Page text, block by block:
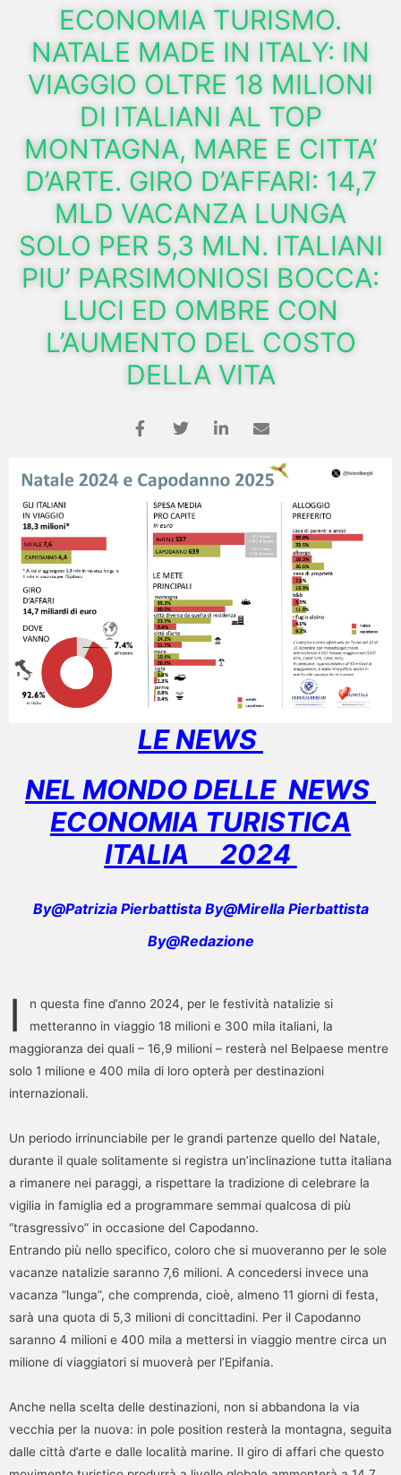
ECONOMIA TURISMO.
NATALE MADE IN ITALY: IN
VIAGGIO OLTRE 18 MILIONI
DI ITALIANI AL TOP
MONTAGNA, MARE E CITTA’
D’ARTE. GIRO D’AFFARI: 14,7
MLD VACANZA LUNGA
SOLO PER 5,3 MLN. ITALIANI
PIU’ PARSIMONIOSI BOCCA:
LUCI ED OMBRE CON
L’AUMENTO DEL COSTO
DELLA VITA
LE NEWS
NEL MONDO DELLE NEWS
ECONOMIA TURISTICA
ITALIA
2024
By@Patrizia Pierbattista By@Mirella Pierbattista
By@Redazione
I
n questa fine d’anno 2024, per le festività natalizie si
metteranno in viaggio 18 milioni e 300 mila italiani, la
maggioranza dei quali – 16,9 milioni – resterà nel Belpaese mentre
solo 1 milione e 400 mila di loro opterà per destinazioni
internazionali.
Un periodo irrinunciabile per le grandi partenze quello del Natale,
durante il quale solitamente si registra un’inclinazione tutta italiana
a rimanere nei paraggi, a rispettare la tradizione di celebrare la
vigilia in famiglia ed a programmare semmai qualcosa di più
“trasgressivo” in occasione del Capodanno.
Entrando più nello specifico, coloro che si muoveranno per le sole
vacanze natalizie saranno 7,6 milioni. A concedersi invece una
vacanza “lunga”, che comprenda, cioè, almeno 11 giorni di festa,
sarà una quota di 5,3 milioni di concittadini. Per il Capodanno
saranno 4 milioni e 400 mila a mettersi in viaggio mentre circa un
milione di viaggiatori si muoverà per l’Epifania.
Anche nella scelta delle destinazioni, non si abbandona la via
vecchia per la nuova: in pole position resterà la montagna, seguita
dalle città d’arte e dalle località marine. Il giro di affari che questo